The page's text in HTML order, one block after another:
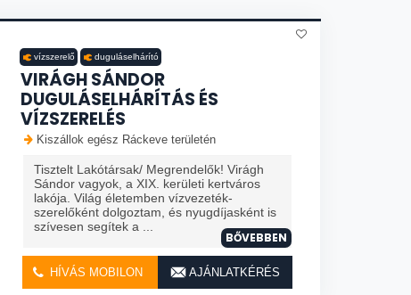
vízszerelő duguláselhárító
VIRÁGH SÁNDOR
DUGULÁSELHÁRÍTÁS ÉS
VÍZSZERELÉS
Kiszállok egész Ráckeve területén
Tisztelt Lakótársak/ Megrendelők! Virágh
Sándor vagyok, a XIX. kerületi kertváros
lakója. Világ életemben vízvezeték-
szerelőként dolgoztam, és nyugdíjasként is
szívesen segítek a ...
BŐVEBBEN
HÍVÁS MOBILON AJÁNLATKÉRÉS